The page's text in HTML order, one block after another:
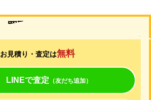
買取について
お見積り・査定は無料
LINEで査定 （友だち追加）